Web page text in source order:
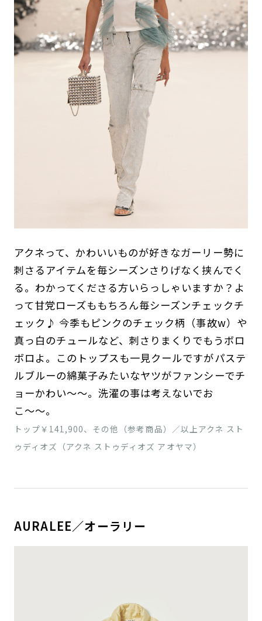
アクネって、かわいいものが好きなガーリー勢に
刺さるアイテムを毎シーズンさりげなく挟んでく
る。わかってくださる方いらっしゃいますか？よ
って甘党ローズももちろん毎シーズンチェックチ
ェック♪ 今季もピンクのチェック柄（事故w）や
真っ白のチュールなど、刺さりまくりでもうボロ
ボロよ。このトップスも一見クールですがパステ
ルブルーの綿菓子みたいなヤツがファンシーでチ
ョーかわい〜〜。洗濯の事は考えないでお
こ〜〜。
トップ￥141,900、その他（参考商品）／以上アクネ スト
ゥディオズ（アクネ ストゥディオズ アオヤマ）
AURALEE／オーラリー